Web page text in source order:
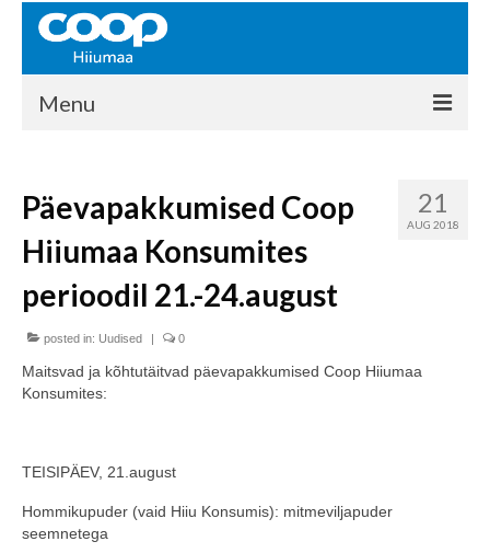
Menu
Kontakt
Liikmed
Ajalugu
KAUPLUSED
EHITUSKESKUS
KAMPAANIAD
COOP KLIENDIKAART
21
AUG 2018
Päevapakkumised Coop
Hiiumaa Konsumites
perioodil 21.-24.august
posted in: Uudised | 0
Maitsvad ja kõhtutäitvad päevapakkumised Coop Hiiumaa
Konsumites:
TEISIPÄEV, 21.august
Hommikupuder (vaid Hiiu Konsumis): mitmeviljapuder
seemnetega